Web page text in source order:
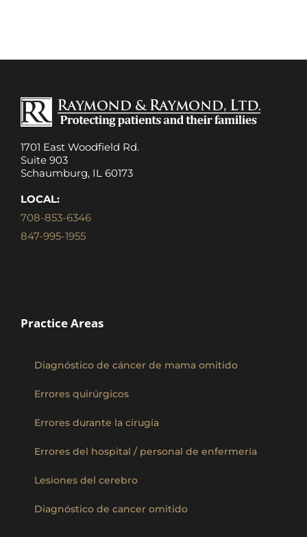
1701 East Woodfield Rd.
Suite 903
Schaumburg, IL 60173
LOCAL:
708-853-6346
847-995-1955
Practice Areas
Diagnóstico de cáncer de mama omitido
Errores quirúrgicos
Errores durante la cirugía
Errores del hospital / personal de enfermería
Lesiones del cerebro
Diagnóstico de cancer omitido